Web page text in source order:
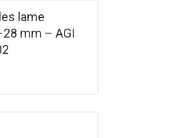
lame
mm – AGI